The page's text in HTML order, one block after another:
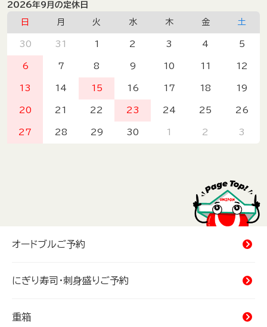
2026年9月の定休日
日 月 火 水 木 金 土
30 31 1 2 3 4 5
6 7 8 9 10 11 12
13 14 15 16 17 18 19
20 21 22 23 24 25 26
27 28 29 30 1 2 3
オードブルご予約
にぎり寿司・刺身盛りご予約
重箱